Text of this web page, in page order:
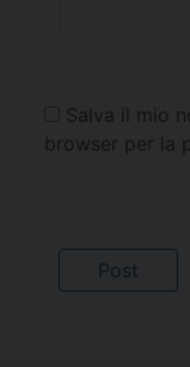
Salva il mio
browser per la